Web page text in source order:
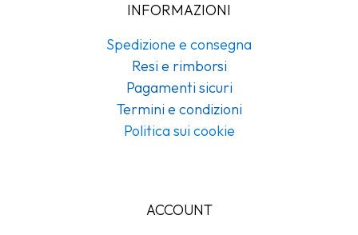
INFORMAZIONI
Spedizione e consegna
Resi e rimborsi
Pagamenti sicuri
Termini e condizioni
Politica sui cookie
ACCOUNT